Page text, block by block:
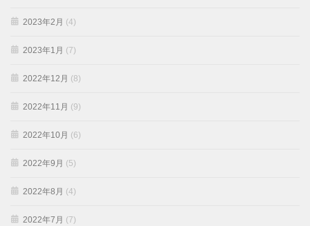
2023年2月 (4)
2023年1月 (7)
2022年12月 (8)
2022年11月 (9)
2022年10月 (6)
2022年9月 (5)
2022年8月 (4)
2022年7月 (7)